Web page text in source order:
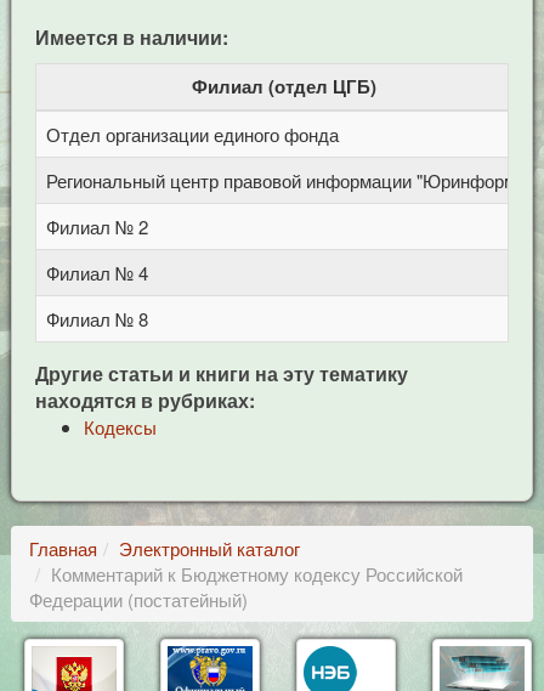
Имеется в наличии:
Филиал (отдел ЦГБ)
Отдел организации единого фонда
Региональный центр правовой информации "Юринформ"
Филиал № 2
Филиал № 4
Филиал № 8
Другие статьи и книги на эту тематику
находятся в рубриках:
Кодексы
Главная
Электронный каталог
Комментарий к Бюджетному кодексу Российской
Федерации (постатейный)